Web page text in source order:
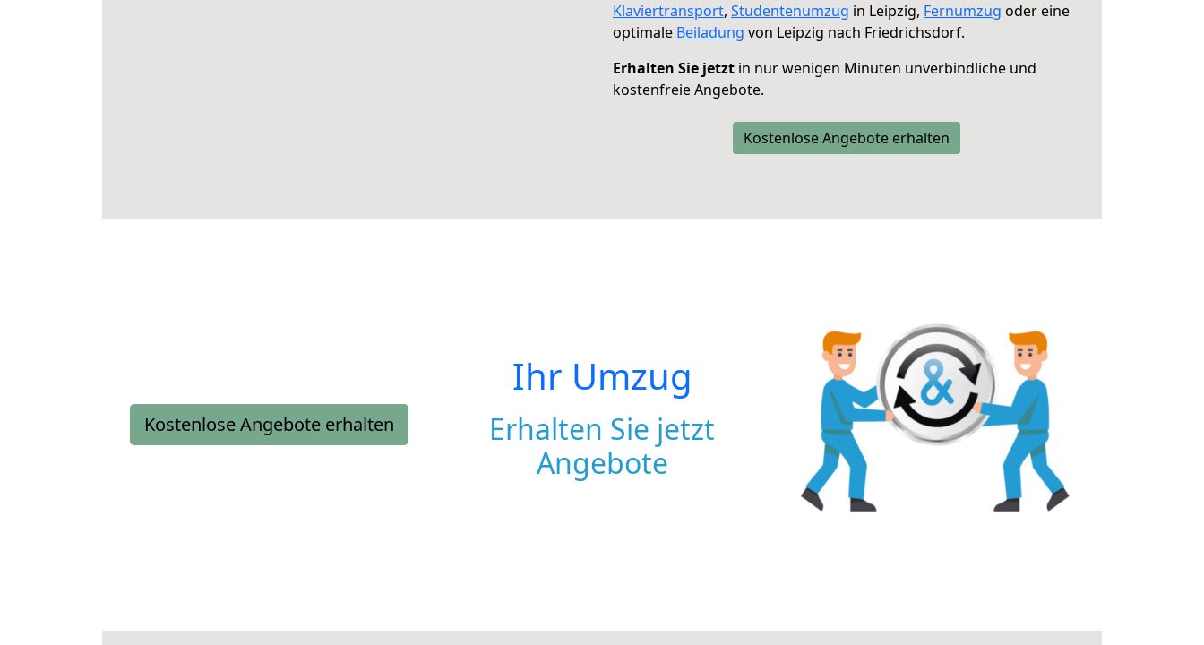
Klaviertransport, Studentenumzug in Leipzig, Fernumzug oder eine
optimale Beiladung von Leipzig nach Friedrichsdorf.
Erhalten Sie jetzt in nur wenigen Minuten unverbindliche und
kostenfreie Angebote.
Kostenlose Angebote erhalten
Kostenlose Angebote erhalten
Ihr Umzug
Erhalten Sie jetzt
Angebote